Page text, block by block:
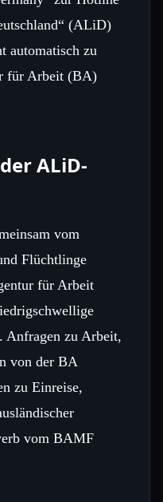
(ALiD)
automatisch zu
für Arbeit (BA)
ALiD-
vom
Flüchtlinge
für Arbeit
Anfragen zu Arbeit,
von der BA
zu Einreise,
vom BAMF